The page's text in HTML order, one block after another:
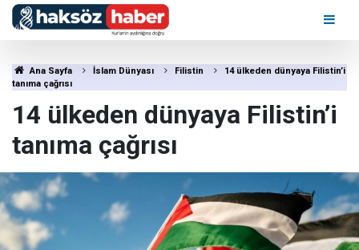
Ana Sayfa İslam Dünyası Filistin
14 ülkeden dünyaya Filistin’i
tanıma çağrısı
14 ülkeden dünyaya Filistin’i
tanıma çağrısı